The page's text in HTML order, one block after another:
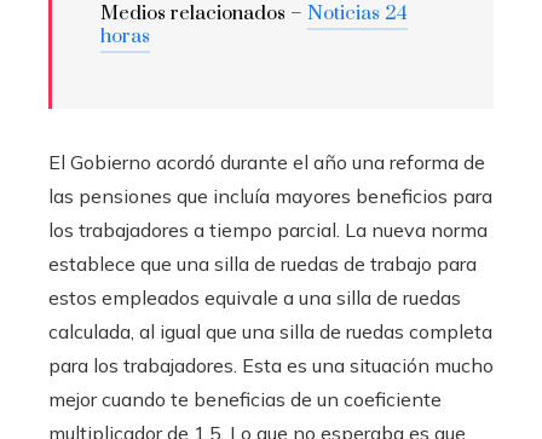
Medios relacionados – Noticias 24
horas
El Gobierno acordó durante el año una reforma de
las pensiones que incluía mayores beneficios para
los trabajadores a tiempo parcial. La nueva norma
establece que una silla de ruedas de trabajo para
estos empleados equivale a una silla de ruedas
calculada, al igual que una silla de ruedas completa
para los trabajadores. Esta es una situación mucho
mejor cuando te beneficias de un coeficiente
multiplicador de 1,5. Lo que no esperaba es que